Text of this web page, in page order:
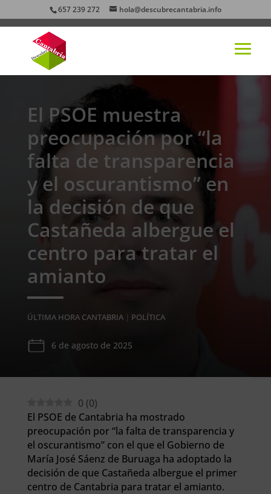
657 239 272 hola@descubrecantabria.info
El PSOE muestra
preocupación por “la
falta de transparencia
y el oscurantismo” en
la decisión de que
Castañeda albergue el
centro para tratar el
amianto
ÚLTIMA HORA CANTABRIA| POLÍTICA
6 de agosto de 2025
0 (0)
El PSOE de Cantabria ha mostrado
preocupación por “la falta de transparencia y
el oscurantismo” con el que el Gobierno de
María José Sáenz de Buruaga ha adoptado la
decisión de que Castañeda albergue el primer
centro de Cantabria para tratar el amianto.